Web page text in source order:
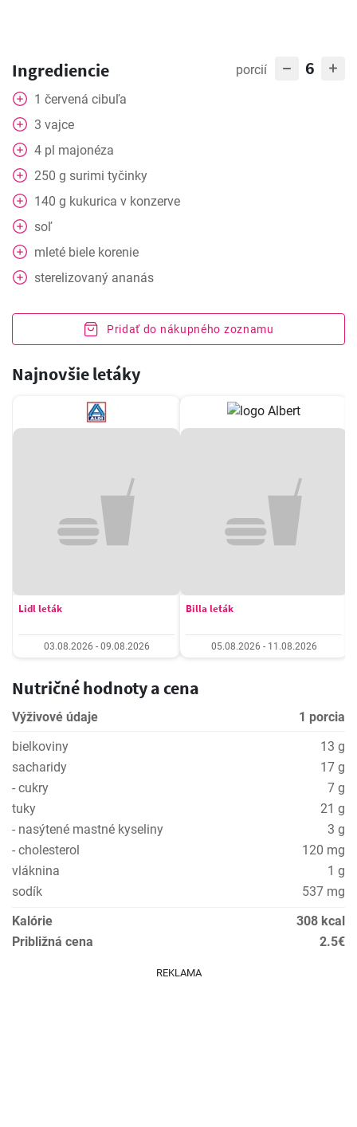
Ingrediencie porcií 6
1 červená cibuľa
3 vajce
4 pl majonéza
250 g surimi tyčinky
140 g kukurica v konzerve
soľ
mleté biele korenie
sterelizovaný ananás
Pridať do nákupného zoznamu
Najnovšie letáky
Lidl leták
03.08.2026 - 09.08.2026
Billa leták
05.08.2026 - 11.08.2026
Nutričné hodnoty a cena
Výživové údaje
1 porcia
bielkoviny
13 g
sacharidy
17 g
- cukry
7 g
tuky
21 g
- nasýtené mastné kyseliny
3 g
- cholesterol
120 mg
vláknina
1 g
sodík
537 mg
Kalórie
308 kcal
Približná cena
2.5€
REKLAMA